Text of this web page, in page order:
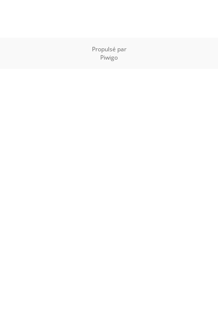
Propulsé par
Piwigo